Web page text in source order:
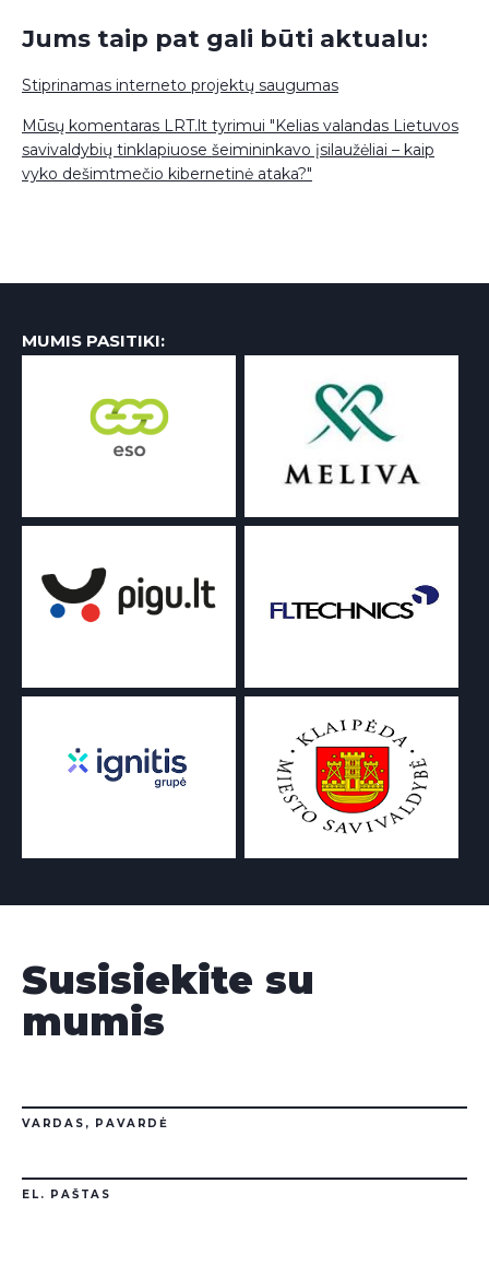
Jums taip pat gali būti aktualu:
Stiprinamas interneto projektų saugumas
Mūsų komentaras LRT.lt tyrimui "Kelias valandas Lietuvos
savivaldybių tinklapiuose šeimininkavo įsilaužėliai – kaip
vyko dešimtmečio kibernetinė ataka?"
MUMIS PASITIKI:
Susisiekite su
mumis
VARDAS, PAVARDĖ
EL. PAŠTAS